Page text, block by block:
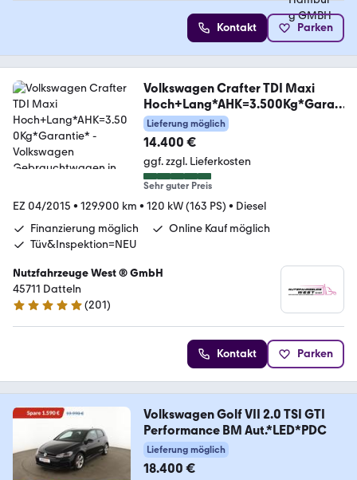
Kontakt Parken
Volkswagen Crafter TDI Maxi
Hoch+Lang*AHK=3.500Kg*Garan
tie*
Lieferung möglich
14.400 €
ggf. zzgl. Lieferkosten
Sehr guter Preis
EZ 04/2015 • 129.900 km • 120 kW (163 PS) • Diesel
Finanzierung möglich
Online Kauf möglich
Tüv&Inspektion=NEU
Nutzfahrzeuge West ® GmbH
45711 Datteln
4.9 Sterne
(201)
Kontakt Parken
Volkswagen Golf VII 2.0 TSI GTI
Performance BM Aut.*LED*PDC
Lieferung möglich
18.400 €